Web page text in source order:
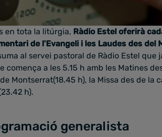
en tota la litúrgia, Ràdio Estel oferirà
de l'Evangeli i les Laudes des del
al servei pastoral de Ràdio Estel que
a les 5.15 h amb les Matines
Montserrat(18.45 h), la Missa des de la
h).
generalista